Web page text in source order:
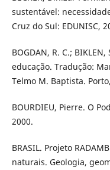
sustentável:
Cruz do Sul: EDUNISC,
BOGDAN, R. C.;
educação. Tradução:
Telmo M. Baptista.
BOURDIEU, Pierre. O
2000.
BRASIL. Projeto
naturais. Geologia,